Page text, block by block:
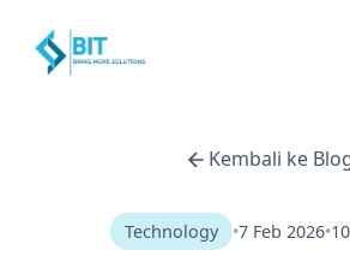
Kembali ke
Technology •7 Feb 2026•